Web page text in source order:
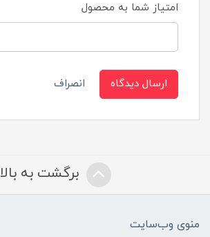
امتیاز شما به محصول
ارسال دیدگاه انصراف
برگشت به بالا
منوی وب‌سایت